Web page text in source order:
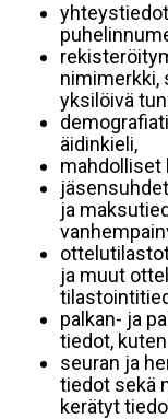
nimimerkki,
yksilöivä
äidinkieli,
mahdolliset
ja
ja muut
palkan- ja
tiedot,
seuran ja
tiedot sekä
kerätyt